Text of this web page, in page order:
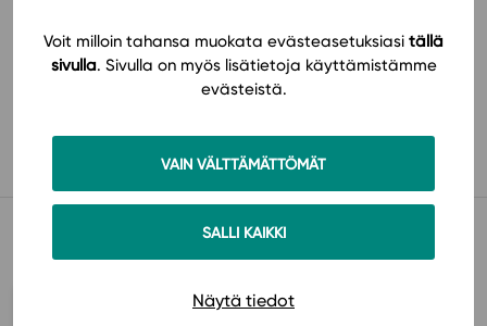
Voit milloin tahansa muokata evästeasetuksiasi tällä
sivulla. Sivulla on myös lisätietoja käyttämistämme
evästeistä.
VAIN VÄLTTÄMÄTTÖMÄT
SALLI KAIKKI
Näytä tiedot